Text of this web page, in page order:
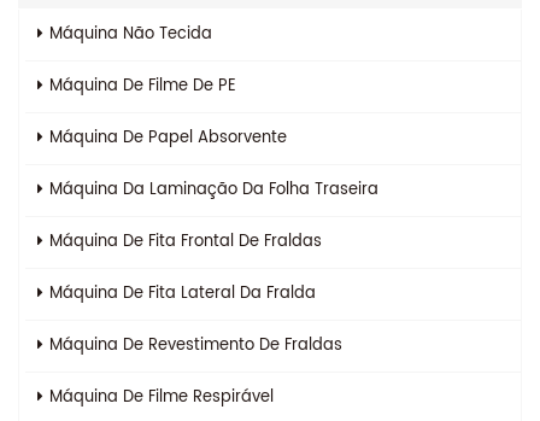
Máquina Não Tecida
Máquina De Filme De PE
Máquina De Papel Absorvente
Máquina Da Laminação Da Folha Traseira
Máquina De Fita Frontal De Fraldas
Máquina De Fita Lateral Da Fralda
Máquina De Revestimento De Fraldas
Máquina De Filme Respirável